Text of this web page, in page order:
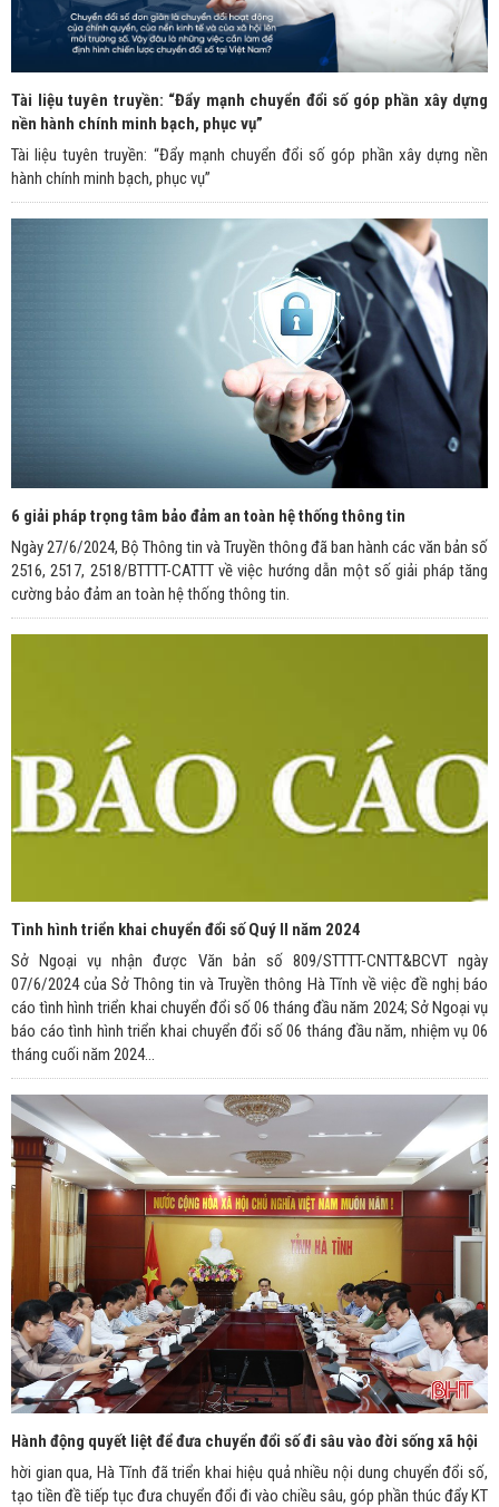
Tài liệu tuyên truyền: “Đẩy mạnh chuyển đổi số góp phần xây dựng
nền hành chính minh bạch, phục vụ”
Tài liệu tuyên truyền: “Đẩy mạnh chuyển đổi số góp phần xây dựng nền
hành chính minh bạch, phục vụ”
6 giải pháp trọng tâm bảo đảm an toàn hệ thống thông tin
Ngày 27/6/2024, Bộ Thông tin và Truyền thông đã ban hành các văn bản số
2516, 2517, 2518/BTTTT-CATTT về việc hướng dẫn một số giải pháp tăng
cường bảo đảm an toàn hệ thống thông tin.
Tình hình triển khai chuyển đổi số Quý II năm 2024
Sở Ngoại vụ nhận được Văn bản số 809/STTTT-CNTT&BCVT ngày
07/6/2024 của Sở Thông tin và Truyền thông Hà Tĩnh về việc đề nghị báo
cáo tình hình triển khai chuyển đổi số 06 tháng đầu năm 2024; Sở Ngoại vụ
báo cáo tình hình triển khai chuyển đổi số 06 tháng đầu năm, nhiệm vụ 06
tháng cuối năm 2024...
Hành động quyết liệt để đưa chuyển đổi số đi sâu vào đời sống xã hội
hời gian qua, Hà Tĩnh đã triển khai hiệu quả nhiều nội dung chuyển đổi số,
tạo tiền đề tiếp tục đưa chuyển đổi đi vào chiều sâu, góp phần thúc đẩy KT